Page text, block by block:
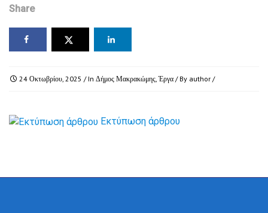
Share
24 Οκτωβρίου, 2025 / In Δήμος Μακρακώμης,Έργα / By author /
Εκτύπωση άρθρου